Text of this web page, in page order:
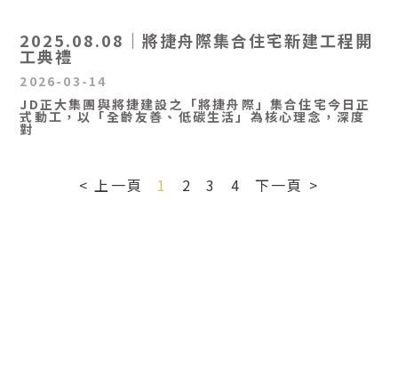
2025.08.08｜將捷舟際集合住宅新建工程開
工典禮
2026-03-14
JD正大集團與將捷建設之「將捷舟際」集合住宅今日正
式動工，以「全齡友善、低碳生活」為核心理念，深度
對
< 上一頁 1 2 3 4 下一頁 >